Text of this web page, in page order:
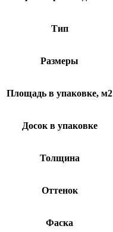
Тип
Размеры
Площадь в упаковке, м2
Досок в упаковке
Толщина
Оттенок
Фаска